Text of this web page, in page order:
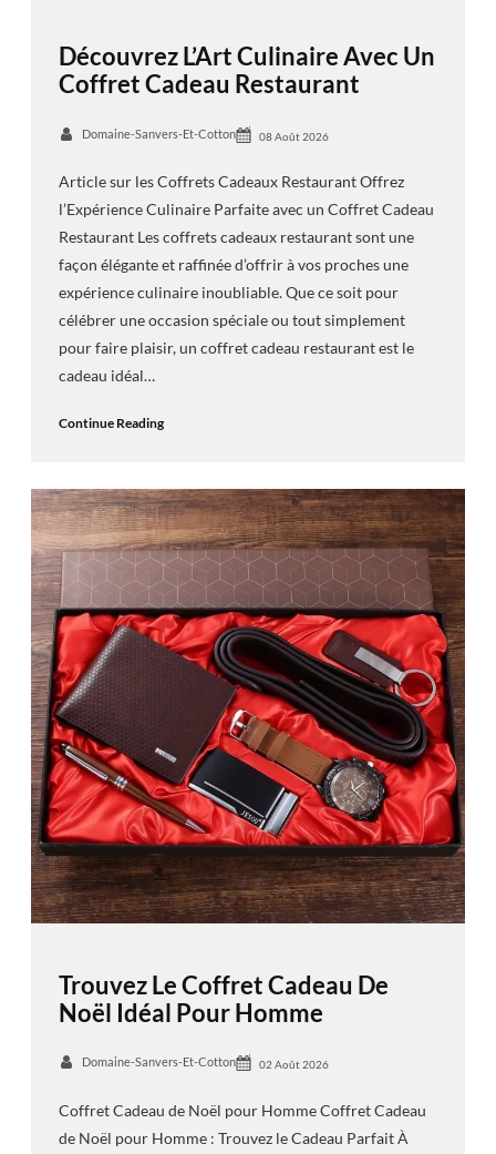
Découvrez L’Art Culinaire Avec Un
Coffret Cadeau Restaurant
Domaine-Sanvers-Et-Cotton 08 Août 2026
Article sur les Coffrets Cadeaux Restaurant Offrez
l’Expérience Culinaire Parfaite avec un Coffret Cadeau
Restaurant Les coffrets cadeaux restaurant sont une
façon élégante et raffinée d’offrir à vos proches une
expérience culinaire inoubliable. Que ce soit pour
célébrer une occasion spéciale ou tout simplement
pour faire plaisir, un coffret cadeau restaurant est le
cadeau idéal…
Continue Reading
Trouvez Le Coffret Cadeau De
Noël Idéal Pour Homme
Domaine-Sanvers-Et-Cotton 02 Août 2026
Coffret Cadeau de Noël pour Homme Coffret Cadeau
de Noël pour Homme : Trouvez le Cadeau Parfait À